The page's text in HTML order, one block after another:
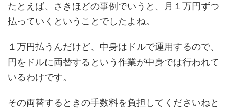
たとえば、さきほどの事例でいうと、月１万円ずつ
払っていくということでしたよね。
１万円払うんだけど、中身はドルで運用するので、
円をドルに両替するという作業が中身では行われて
いるわけです。
その両替するときの手数料を負担してくださいねと